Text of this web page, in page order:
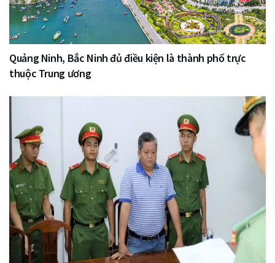
Quảng Ninh, Bắc Ninh đủ điều kiện là thành phố trực
thuộc Trung ương